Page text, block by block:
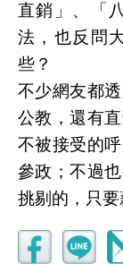
直銷」、「
法，也反問
些？
不少網友都
公教，還有
不被接受的
參政；不過
挑剔的，只要